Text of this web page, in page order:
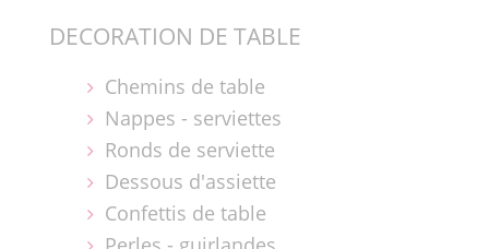
Payez votre commande en 4X sans frais
DECORATION DE TABLE
Chemins de table
Nappes - serviettes
Ronds de serviette
Dessous d'assiette
Confettis de table